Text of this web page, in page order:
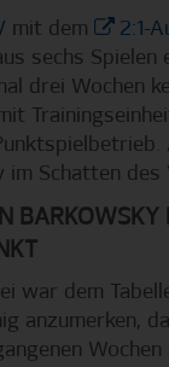
mit dem
2:1-
sechs
drei Wochen
im Schatten des
BARKOWSKY
war dem
anzumerken,